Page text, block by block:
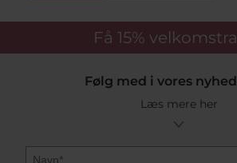
Få 15%
Følg med i vores
Læs mere her